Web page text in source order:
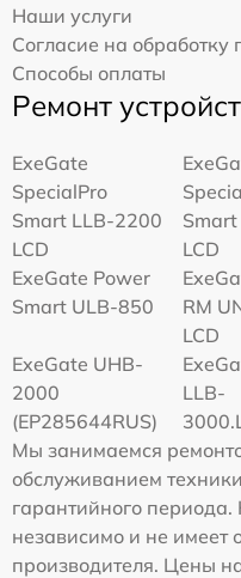
Наши услуги
Согласие на
Способы оплаты
Ремонт
ExeGate
SpecialPro
Smart LLB-2200
LCD
LCD
ExeGate Power
Smart ULB-850
RM
LCD
ExeGate UHB-
2000
(EP285644RUS)
LLB-
Мы занимаемся
обслуживанием
гарантийного
независимо и не имеет
производителя. Цены